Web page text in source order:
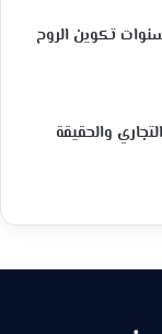
تكوين الروح
والحقيقة